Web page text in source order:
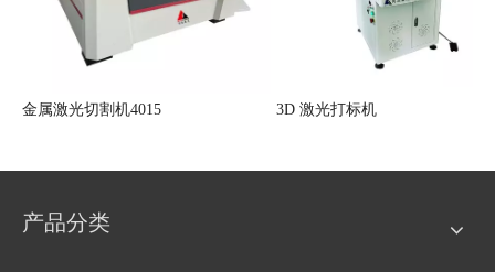
金属激光切割机4015 3D 激光打标机
产品分类